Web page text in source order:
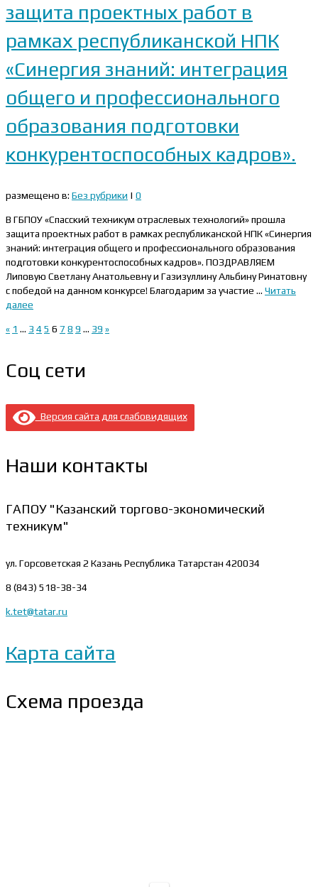
защита проектных работ в
рамках республиканской НПК
«Синергия знаний: интеграция
общего и профессионального
образования подготовки
конкурентоспособных кадров».
размещено в: Без рубрики | 0
В ГБПОУ «Спасский техникум отраслевых технологий» прошла
защита проектных работ в рамках республиканской НПК «Синергия
знаний: интеграция общего и профессионального образования
подготовки конкурентоспособных кадров». ПОЗДРАВЛЯЕМ
Липовую Светлану Анатольевну и Газизуллину Альбину Ринатовну
с победой на данном конкурсе! Благодарим за участие … Читать
далее
« 1 … 3 4 5 6 7 8 9 … 39 »
Соц сети
Версия сайта для слабовидящих
Наши контакты
ГАПОУ "Казанский торгово-экономический
техникум"
ул. Горсоветская 2 Казань Республика Татарстан 420034
8 (843) 518-38-34
k.tet@tatar.ru
Карта сайта
Схема проезда